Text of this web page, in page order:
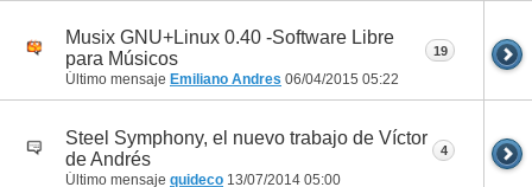
Musix GNU+Linux 0.40 -Software Libre
para Músicos
Último mensaje Emiliano Andres 06/04/2015 05:22
19
Steel Symphony, el nuevo trabajo de Víctor
de Andrés
Último mensaje quideco 13/07/2014 05:00
4